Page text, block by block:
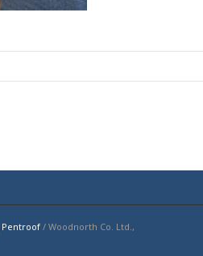
Pentroof / Woodnorth Co. Ltd.,